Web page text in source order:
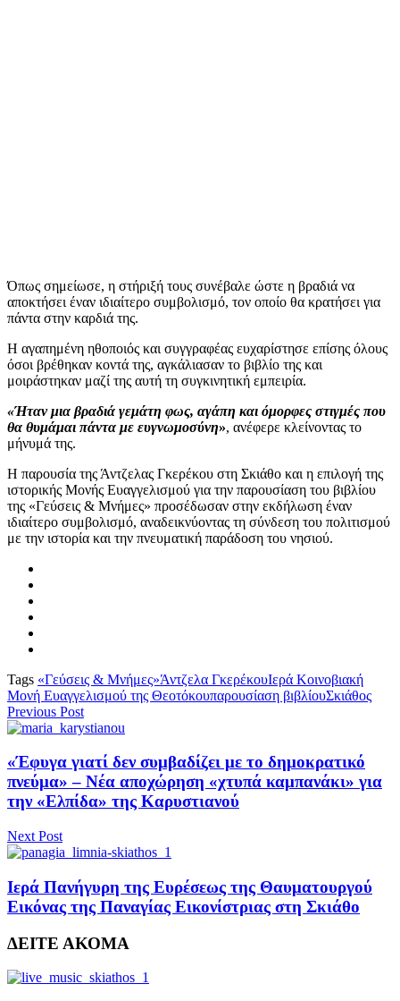
Όπως σημείωσε, η στήριξή τους συνέβαλε ώστε η βραδιά να
αποκτήσει έναν ιδιαίτερο συμβολισμό, τον οποίο θα κρατήσει για
πάντα στην καρδιά της.
Η αγαπημένη ηθοποιός και συγγραφέας ευχαρίστησε επίσης όλους
όσοι βρέθηκαν κοντά της, αγκάλιασαν το βιβλίο της και
μοιράστηκαν μαζί της αυτή τη συγκινητική εμπειρία.
«Ήταν μια βραδιά γεμάτη φως, αγάπη και όμορφες στιγμές που
θα θυμάμαι πάντα με ευγνωμοσύνη», ανέφερε κλείνοντας το
μήνυμά της.
Η παρουσία της Άντζελας Γκερέκου στη Σκιάθο και η επιλογή της
ιστορικής Μονής Ευαγγελισμού για την παρουσίαση του βιβλίου
της «Γεύσεις & Μνήμες» προσέδωσαν στην εκδήλωση έναν
ιδιαίτερο συμβολισμό, αναδεικνύοντας τη σύνδεση του πολιτισμού
με την ιστορία και την πνευματική παράδοση του νησιού.
Tags «Γεύσεις & Μνήμες»Άντζελα ΓκερέκουΙερά Κοινοβιακή
Μονή Ευαγγελισμού της Θεοτόκουπαρουσίαση βιβλίουΣκιάθος
Previous Post
«Έφυγα γιατί δεν συμβαδίζει με το δημοκρατικό
πνεύμα» – Νέα αποχώρηση «χτυπά καμπανάκι» για
την «Ελπίδα» της Καρυστιανού
Next Post
Ιερά Πανήγυρη της Ευρέσεως της Θαυματουργού
Εικόνας της Παναγίας Εικονίστριας στη Σκιάθο
ΔΕΙΤΕ ΑΚΟΜΑ